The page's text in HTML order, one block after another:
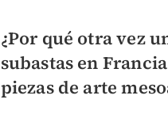
¿Por qué otra vez
subastas en
piezas de arte